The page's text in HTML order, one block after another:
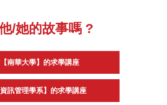
/她的故事嗎 ?
南華大學】的求學講座
訊管理學系】的求學講座